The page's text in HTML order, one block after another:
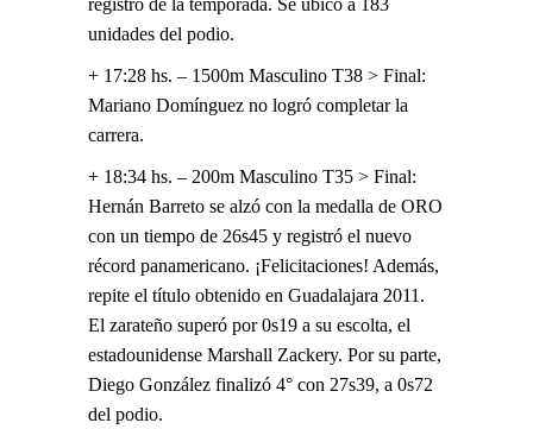
registro de la temporada. Se ubicó a 183
unidades del podio.
+ 17:28 hs. – 1500m Masculino T38 > Final:
Mariano Domínguez no logró completar la
carrera.
+ 18:34 hs. – 200m Masculino T35 > Final:
Hernán Barreto se alzó con la medalla de ORO
con un tiempo de 26s45 y registró el nuevo
récord panamericano. ¡Felicitaciones! Además,
repite el título obtenido en Guadalajara 2011.
El zarateño superó por 0s19 a su escolta, el
estadounidense Marshall Zackery. Por su parte,
Diego González finalizó 4° con 27s39, a 0s72
del podio.